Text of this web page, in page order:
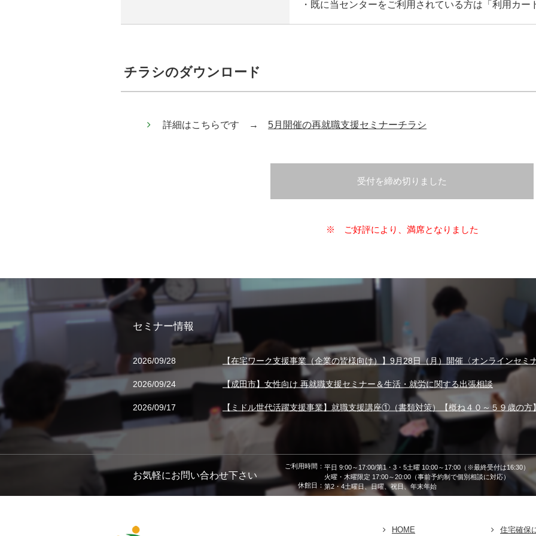
・既に当センターをご利用されている方は「利用カー
チラシのダウンロード
詳細はこちらです → 5月開催の再就職支援セミナーチラシ
受付を締め切りました
※ ご好評により、満席となりました
セミナー情報
2026/09/28 【在宅ワーク支援事業（企業の皆様向け）】9月28日（月）開催〈オンラインセミ
2026/09/24 【成田市】女性向け 再就職支援セミナー＆生活・就労に関する出張相談
2026/09/17 【ミドル世代活躍支援事業】就職支援講座①（書類対策）【概ね４０～５９歳の方
お気軽にお問い合わせ下さい
ご利用時間： 平日 9:00～17:00/第1・3・5土曜 10:00～17:00（※最終受付は16:30）
火曜・木曜限定 17:00～20:00（事前予約制で個別相談に対応）
休館日： 第2・4土曜日、日曜、祝日、年末年始
HOME 住宅確保